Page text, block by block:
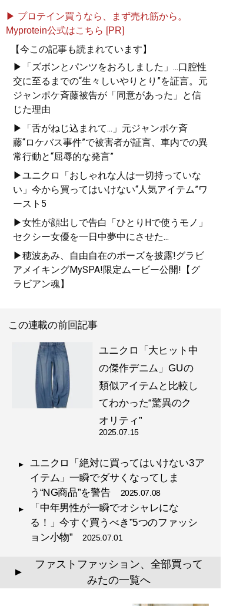
▶ プロテイン買うなら、まず売れ筋から。
Myprotein公式はこちら [PR]
【今この記事も読まれています】
▶「ズボンとパンツをおろしました」...口腔性
交に至るまでの“生々しいやりとり”を証言。元
ジャンポケ斉藤被告が「同意があった」と信
じた理由
▶「舌がねじ込まれて...」元ジャンポケ斉
藤“ロケバス事件”で被害者が証言、車内での異
常行動と“屈辱的な発言”
▶ユニクロ「おしゃれな人は一切持っていな
い」今から買ってはいけない“人気アイテム”ワ
ースト5
▶女性が顔出しで告白「ひとりHで使うモノ」
セクシー女優を一日中夢中にさせた...
▶穂波あみ、自由自在のポーズを披露!グラビ
アメイキングMySPA!限定ムービー公開!【グ
ラビアン魂】
この連載の前回記事
ユニクロ「大ヒット中
の傑作デニム」GUの
類似アイテムと比較し
てわかった“驚異のク
オリティ”
2025.07.15
ユニクロ「絶対に買ってはいけない3ア
イテム」一瞬でダサくなってしま
う“NG商品”を警告
2025.07.08
「中年男性が一瞬でオシャレにな
る！」今すぐ買うべき”5つのファッシ
ョン小物” 2025.07.01
▲
ファストファッション、全部買って
みたの一覧へ